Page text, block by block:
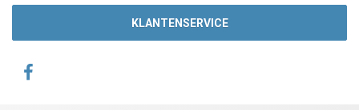
KLANTENSERVICE